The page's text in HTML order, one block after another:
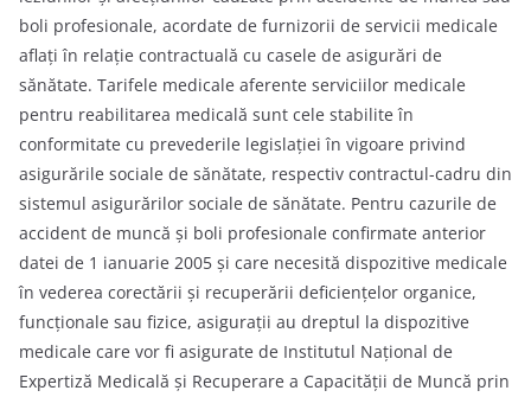
boli profesionale, acordate de furnizorii de servicii medicale
aflați în relație contractuală cu casele de asigurări de
sănătate. Tarifele medicale aferente serviciilor medicale
pentru reabilitarea medicală sunt cele stabilite în
conformitate cu prevederile legislaţiei în vigoare privind
asigurările sociale de sănătate, respectiv contractul-cadru din
sistemul asigurărilor sociale de sănătate. Pentru cazurile de
accident de muncă şi boli profesionale confirmate anterior
datei de 1 ianuarie 2005 şi care necesită dispozitive medicale
în vederea corectării şi recuperării deficienţelor organice,
funcţionale sau fizice, asiguraţii au dreptul la dispozitive
medicale care vor fi asigurate de Institutul Naţional de
Expertiză Medicală şi Recuperare a Capacităţii de Muncă prin